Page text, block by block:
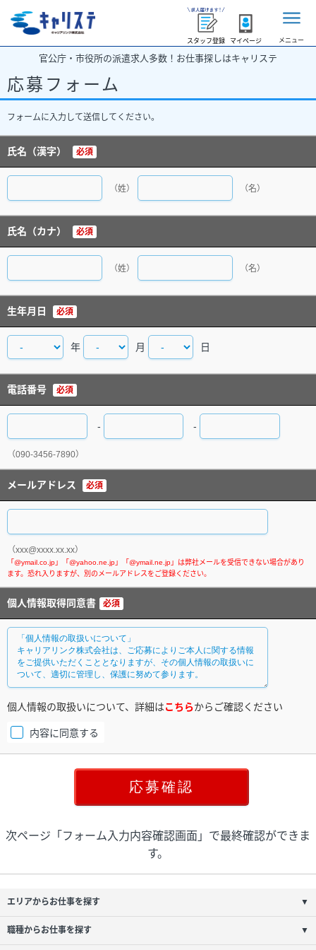
スタッフ登録 マイページ メニュー
官公庁・市役所の派遣求人多数！お仕事探しはキャリステ
応募フォーム
フォームに入力して送信してください。
氏名（漢字） 必須
（姓） （名）
氏名（カナ） 必須
（姓） （名）
生年月日 必須
年 月 日
電話番号 必須
- -
（090-3456-7890）
メールアドレス 必須
（xxx@xxxx.xx.xx）
個人情報取得同意書 必須
個人情報の取扱いについて、詳細はこちらからご確認ください
内容に同意する
次ページ「フォーム入力内容確認画面」で最終確認ができま
す。
エリアからお仕事を探す ▼
職種からお仕事を探す ▼